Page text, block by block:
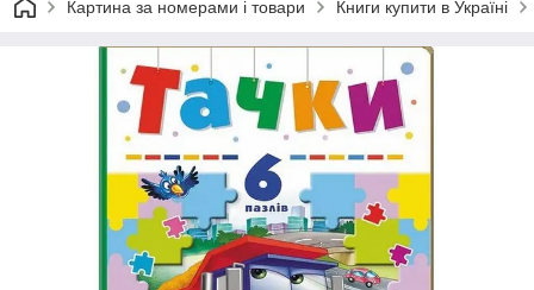
Картина за номерами і товари Книги купити в Україні